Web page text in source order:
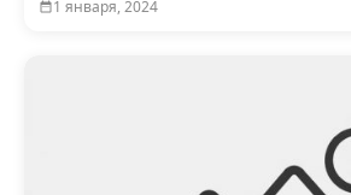
1 января, 2024